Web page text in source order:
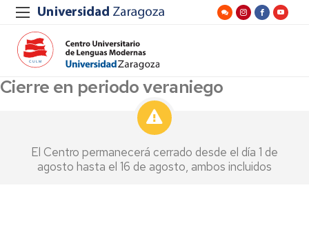
Cierre en periodo veraniego
El Centro permanecerá cerrado desde el día 1 de
agosto hasta el 16 de agosto, ambos incluidos